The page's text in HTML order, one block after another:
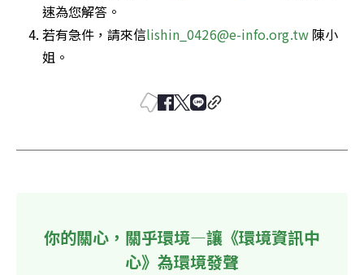
速為您解答。
若有急件，請來信lishin_0426@e-info.org.tw 陳小
姐。
你的關心，關乎環境—讓《環境資訊中
心》為環境發聲